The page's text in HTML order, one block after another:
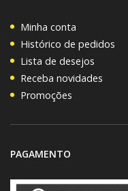
Minha conta
Histórico de pedidos
Lista de desejos
Receba novidades
Promoções
PAGAMENTO